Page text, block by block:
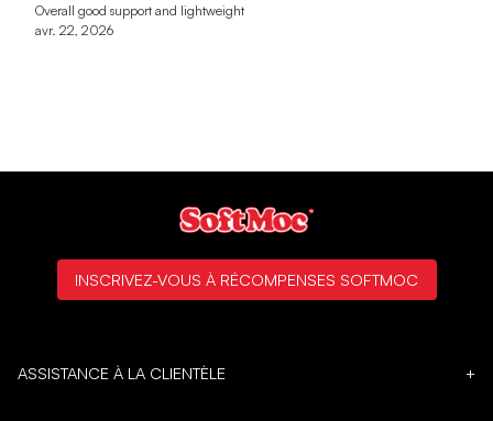
Overall good support and lightweight
avr. 22, 2026
ASSISTANCE À LA CLIENTÈLE +
INSCRIVEZ-VOUS À RÉCOMPENSES SOFTMOC